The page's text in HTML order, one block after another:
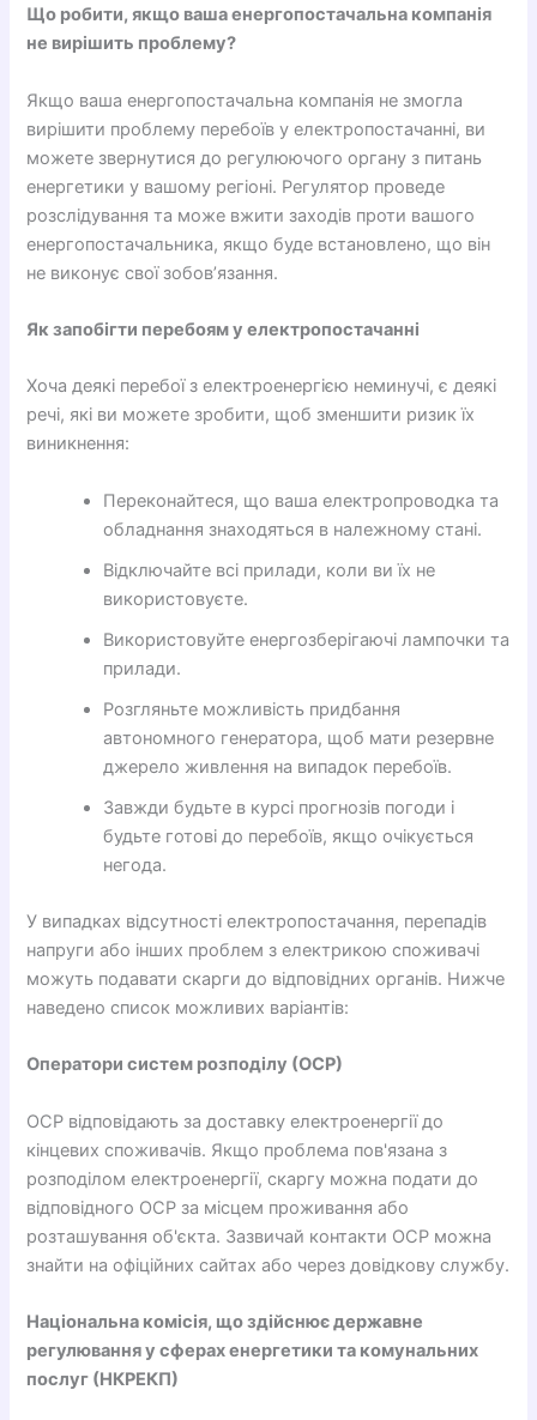
Що робити, якщо ваша енергопостачальна компанія
не вирішить проблему?
Якщо ваша енергопостачальна компанія не змогла
вирішити проблему перебоїв у електропостачанні, ви
можете звернутися до регулюючого органу з питань
енергетики у вашому регіоні. Регулятор проведе
розслідування та може вжити заходів проти вашого
енергопостачальника, якщо буде встановлено, що він
не виконує свої зобов’язання.
Як запобігти перебоям у електропостачанні
Хоча деякі перебої з електроенергією неминучі, є деякі
речі, які ви можете зробити, щоб зменшити ризик їх
виникнення:
Переконайтеся, що ваша електропроводка та
обладнання знаходяться в належному стані.
Відключайте всі прилади, коли ви їх не
використовуєте.
Використовуйте енергозберігаючі лампочки та
прилади.
Розгляньте можливість придбання
автономного генератора, щоб мати резервне
джерело живлення на випадок перебоїв.
Завжди будьте в курсі прогнозів погоди і
будьте готові до перебоїв, якщо очікується
негода.
У випадках відсутності електропостачання, перепадів
напруги або інших проблем з електрикою споживачі
можуть подавати скарги до відповідних органів. Нижче
наведено список можливих варіантів:
Оператори систем розподілу (ОСР)
ОСР відповідають за доставку електроенергії до
кінцевих споживачів. Якщо проблема пов'язана з
розподілом електроенергії, скаргу можна подати до
відповідного ОСР за місцем проживання або
розташування об'єкта. Зазвичай контакти ОСР можна
знайти на офіційних сайтах або через довідкову службу.
Національна комісія, що здійснює державне
регулювання у сферах енергетики та комунальних
послуг (НКРЕКП)